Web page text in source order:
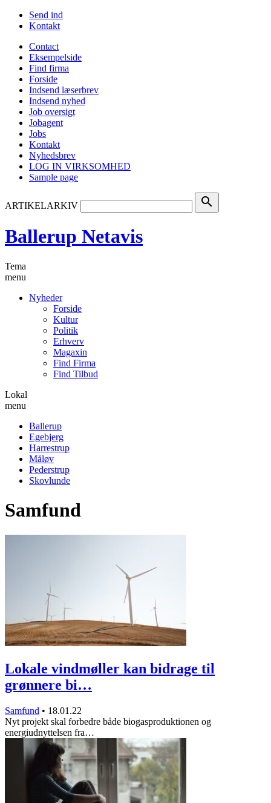
Send ind
Kontakt
Contact
Eksempelside
Find firma
Forside
Indsend læserbrev
Indsend nyhed
Job oversigt
Jobagent
Jobs
Kontakt
Nyhedsbrev
LOG IN VIRKSOMHED
Sample page
ARTIKELARKIV search
Ballerup Netavis
Tema
menu
Nyheder
Forside
Kultur
Politik
Erhverv
Magaxin
Find Firma
Find Tilbud
Lokal
menu
Ballerup
Egebjerg
Harrestrup
Måløv
Pederstrup
Skovlunde
Samfund
Lokale vindmøller kan bidrage til
grønnere bi…
Samfund • 18.01.22
Nyt projekt skal forbedre både biogasproduktionen og
energiudnyttelsen fra…